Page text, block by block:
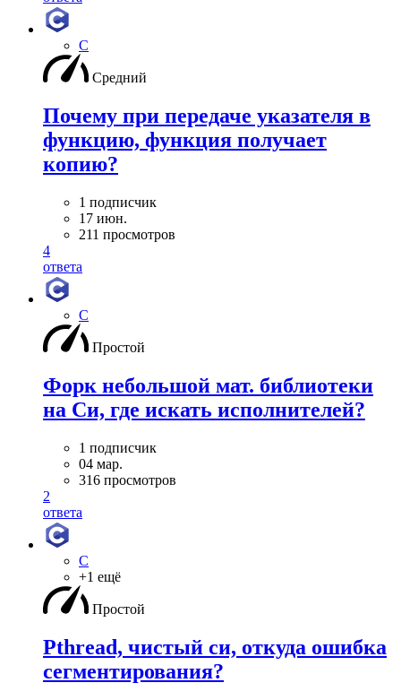
C
Средний
Почему при передаче указателя в
функцию, функция получает
копию?
1 подписчик
17 июн.
211 просмотров
4
ответа
C
Простой
Форк небольшой мат. библиотеки
на Си, где искать исполнителей?
1 подписчик
04 мар.
316 просмотров
2
ответа
C
+1 ещё
Простой
Pthread, чистый си, откуда ошибка
сегментирования?